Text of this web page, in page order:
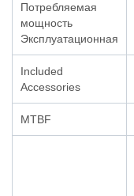
Потребляемая
мощность
Эксплуатационная
Included
Accessories
MTBF